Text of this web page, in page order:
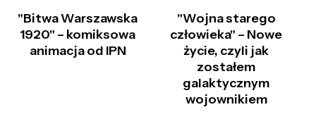
"Bitwa Warszawska
1920" – komiksowa
animacja od IPN
"Wojna starego
człowieka" – Nowe
życie, czyli jak
zostałem
galaktycznym
wojownikiem